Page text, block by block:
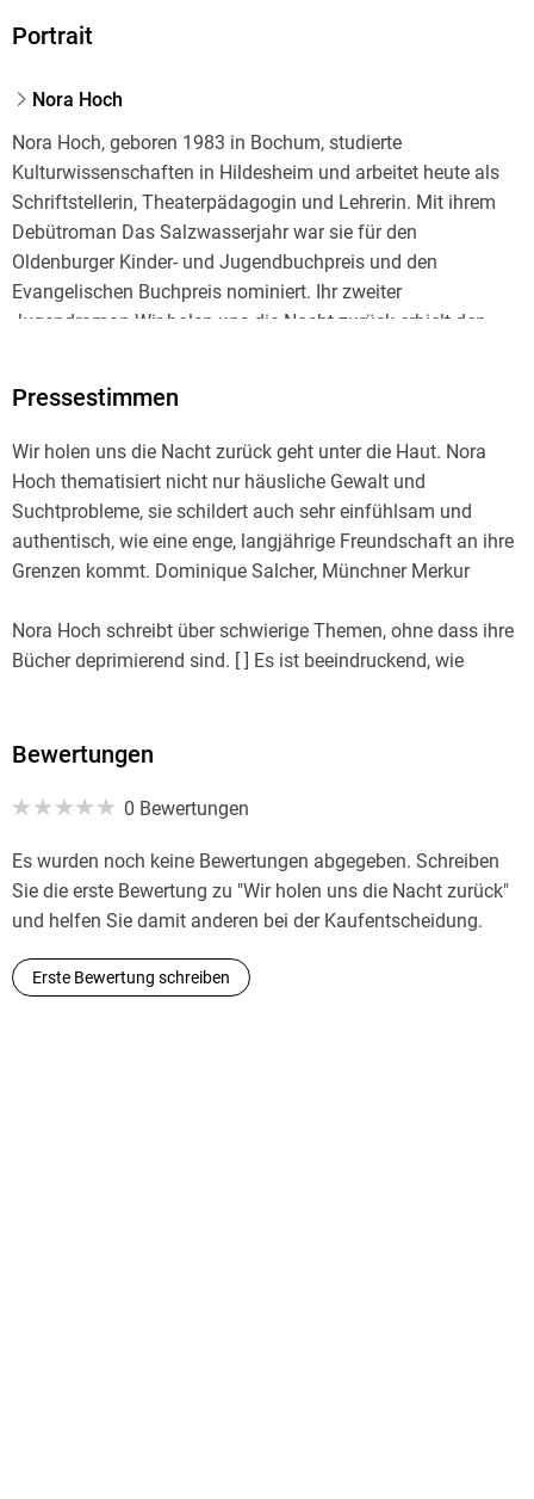
Portrait
Nora Hoch
Nora Hoch, geboren 1983 in Bochum, studierte
Kulturwissenschaften in Hildesheim und arbeitet heute als
Schriftstellerin, Theaterpädagogin und Lehrerin. Mit ihrem
Debütroman Das Salzwasserjahr war sie für den
Oldenburger Kinder- und Jugendbuchpreis und den
Evangelischen Buchpreis nominiert. Ihr zweiter
Jugendroman Wir holen uns die Nacht zurück erhielt den
uraufgeführt und gewann den Ikarus-Preis. Das beste
Versteck des Sommers war für den Deutschen
Kinderbuchpreis nominiert. Nora Hoch lebt mit ihrer Familie
in Berlin.
Pressestimmen
Wir holen uns die Nacht zurück geht unter die Haut. Nora
Hoch thematisiert nicht nur häusliche Gewalt und
Suchtprobleme, sie schildert auch sehr einfühlsam und
authentisch, wie eine enge, langjährige Freundschaft an ihre
Grenzen kommt. Dominique Salcher, Münchner Merkur
Nora Hoch schreibt über schwierige Themen, ohne dass ihre
Bücher deprimierend sind. [ ] Es ist beeindruckend, wie
Sound, das den Coming of Age-Kanon bereichert, ganz
Paxmann, Eselsohr
Großartig! Beate Schräder, Yango Medien
Wir holen uns die Nacht zurück ist ein bewegender
Bewertungen
0 Bewertungen
Es wurden noch keine Bewertungen abgegeben. Schreiben
Sie die erste Bewertung zu "Wir holen uns die Nacht zurück"
und helfen Sie damit anderen bei der Kaufentscheidung.
Erste Bewertung schreiben